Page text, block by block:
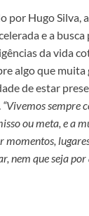
por Hugo Silva,
e a
da vida
algo que
de estar
“Vivemos sempre
ou meta, e a
nem que seja por